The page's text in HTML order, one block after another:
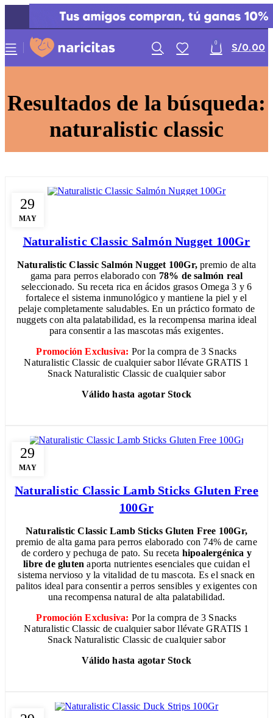
0 S/0.00
Resultados de la búsqueda:
naturalistic classic
29
MAY
Naturalistic Classic Salmón Nugget 100Gr
Naturalistic Classic Salmón Nugget 100Gr, premio de alta
gama para perros elaborado con 78% de salmón real
seleccionado. Su receta rica en ácidos grasos Omega 3 y 6
fortalece el sistema inmunológico y mantiene la piel y el
pelaje completamente saludables. En un práctico formato de
nuggets con alta palatabilidad, es la recompensa marina ideal
para consentir a las mascotas más exigentes.
Promoción Exclusiva: Por la compra de 3 Snacks
Naturalistic Classic de cualquier sabor llévate GRATIS 1
Snack Naturalistic Classic de cualquier sabor
Válido hasta agotar Stock
29
MAY
Naturalistic Classic Lamb Sticks Gluten Free
100Gr
Naturalistic Classic Lamb Sticks Gluten Free 100Gr,
premio de alta gama para perros elaborado con 74% de carne
de cordero y pechuga de pato. Su receta hipoalergénica y
libre de gluten aporta nutrientes esenciales que cuidan el
sistema nervioso y la vitalidad de tu mascota. Es el snack en
palitos ideal para consentir a perros sensibles y exigentes con
una recompensa natural de alta palatabilidad.
Promoción Exclusiva: Por la compra de 3 Snacks
Naturalistic Classic de cualquier sabor llévate GRATIS 1
Snack Naturalistic Classic de cualquier sabor
Válido hasta agotar Stock